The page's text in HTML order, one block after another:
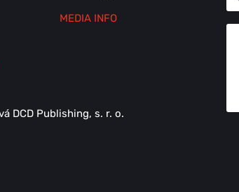
MEDIA INFO
DCD Publishing, s. r. o.